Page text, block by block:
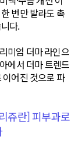
번만 발라도 촉
다.
미엄 더마 라인으
에서 더마 트렌드
어진 것으로 파
쥬란] 피부과로